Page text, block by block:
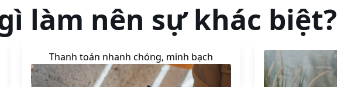
làm nên sự khác biệt?
Thanh toán nhanh chóng, minh bạch